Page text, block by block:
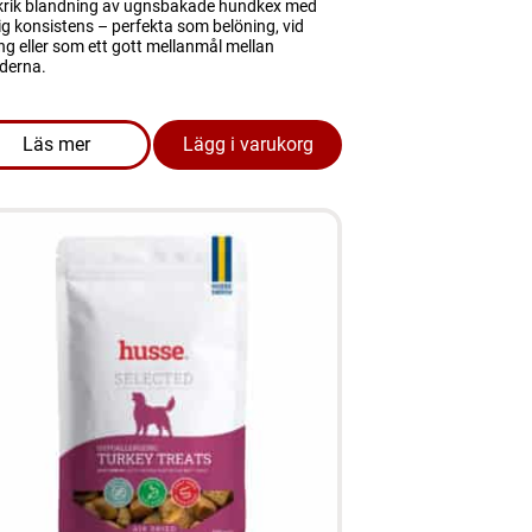
Control 2 KG bäst före 04.07.2026
blandning av ugnsbakade hundkex med
konsistens – perfekta som belöning, vid
eller som ett gott mellanmål mellan
Läs mer
om produkten Hundgodis - Crunchy Mix 1 kg
Lägg i varukorg